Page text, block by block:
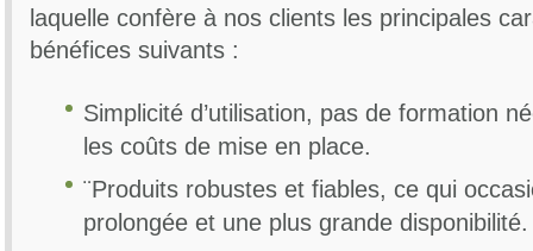
laquelle confère à nos clients les principales
bénéfices suivants :
Simplicité d’utilisation, pas de formation
les coûts de mise en place.
¨Produits robustes et fiables, ce qui
prolongée et une plus grande disponibilité.